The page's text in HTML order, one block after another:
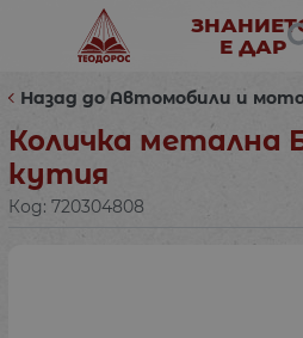
Е ДАР
Назад до Автомобили и
Количка метална
кутия
Код: 720304808